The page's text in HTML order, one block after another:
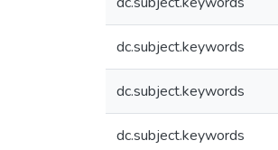
dc.subject.keywords
dc.subject.keywords
dc.subject.keywords